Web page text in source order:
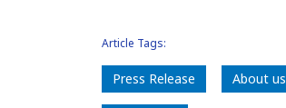
Article Tags:
Press Release About us